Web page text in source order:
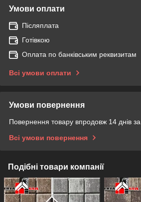
Умови оплати
Післяплата
Готівкою
Оплата по банківським реквизитам
Всі умови оплати
Умови повернення
Повернення товару впродовж 14 днів
Всі умови повернення
Подібні товари компанії